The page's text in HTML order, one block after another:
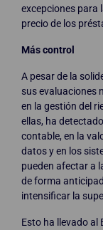
excepciones para
precio de los
Más control
A pesar de la
sus evaluaciones
en la gestión del
ellas, ha
contable, en la
datos y en los
pueden afectar a
de forma
intensificar la
Esto ha llevado al